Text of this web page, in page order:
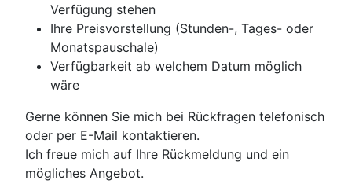
Verfügung stehen
Ihre Preisvorstellung (Stunden-, Tages- oder
Monatspauschale)
Verfügbarkeit ab welchem Datum möglich
wäre
Gerne können Sie mich bei Rückfragen telefonisch
oder per E-Mail kontaktieren.
Ich freue mich auf Ihre Rückmeldung und ein
mögliches Angebot.